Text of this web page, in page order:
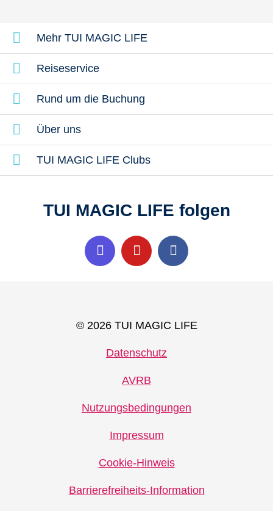
Mehr TUI MAGIC LIFE
Reiseservice
Rund um die Buchung
Über uns
TUI MAGIC LIFE Clubs
TUI MAGIC LIFE folgen
© 2026 TUI MAGIC LIFE
Datenschutz
AVRB
Nutzungsbedingungen
Impressum
Cookie-Hinweis
Barrierefreiheits-Information